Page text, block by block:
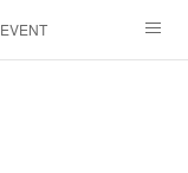
EVENT